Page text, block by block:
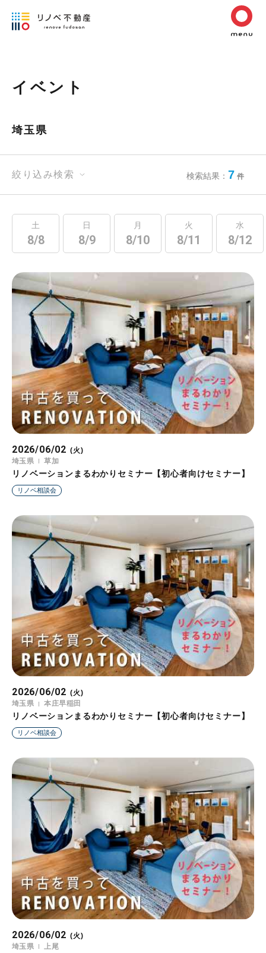
イベント
埼玉県
絞り込み検索 検索結果： 7 件
土
8/8
日
8/9
月
8/10
火
8/11
水
8/12
2026/06/02 (火)
埼玉県
草加
リノベーションまるわかりセミナー【初心者向けセミナー】
リノベ相談会
2026/06/02 (火)
埼玉県
本庄早稲田
リノベーションまるわかりセミナー【初心者向けセミナー】
リノベ相談会
2026/06/02 (火)
埼玉県
上尾